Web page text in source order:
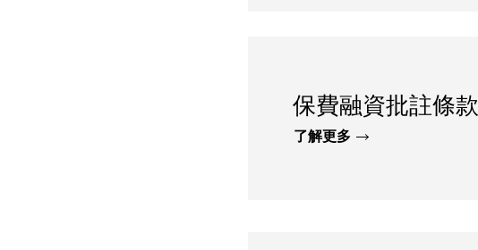
保費融資批註條款
了解更多